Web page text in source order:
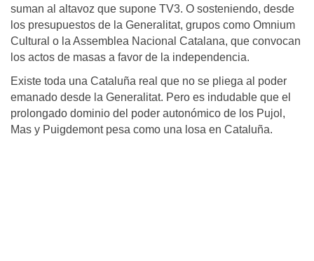
suman al altavoz que supone TV3. O sosteniendo, desde
los presupuestos de la Generalitat, grupos como Omnium
Cultural o la Assemblea Nacional Catalana, que convocan
los actos de masas a favor de la independencia.
Existe toda una Cataluña real que no se pliega al poder
emanado desde la Generalitat. Pero es indudable que el
prolongado dominio del poder autonómico de los Pujol,
Mas y Puigdemont pesa como una losa en Cataluña.